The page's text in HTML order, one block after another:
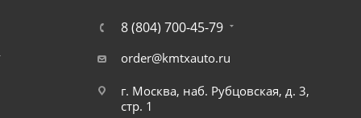
8 (804) 700-45-79
order@kmtxauto.ru
г. Москва, наб. Рубцовская, д. 3,
стр. 1